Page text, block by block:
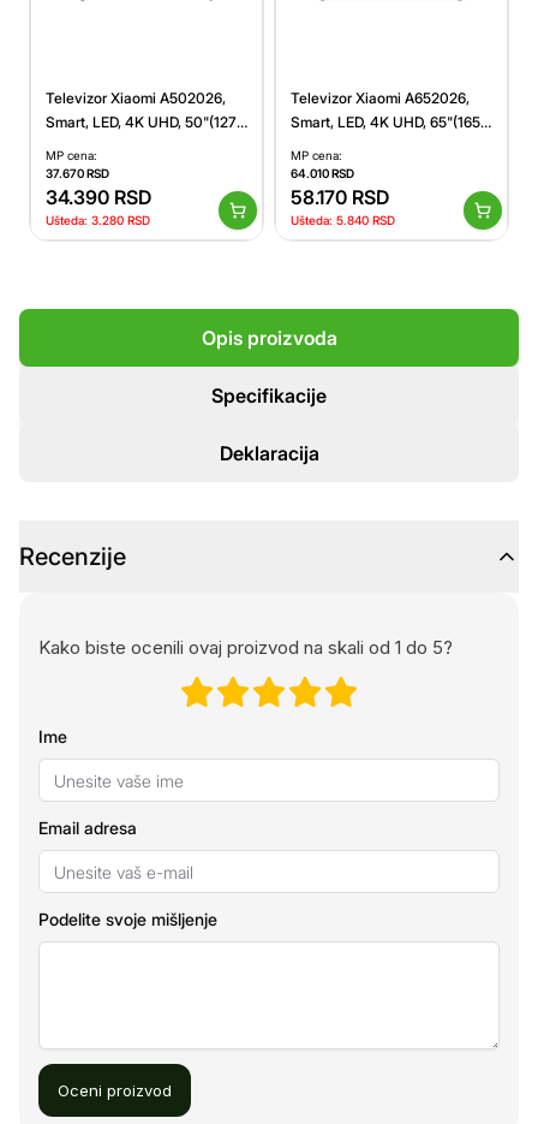
Televizor Xiaomi A502026,
Smart, LED, 4K UHD, 50"(127
cm), DVB-T2+C/DVB-S2
MP cena:
37.670RSD
34.390 RSD
Ušteda: 3.280 RSD
Televizor Xiaomi A652026,
Smart, LED, 4K UHD, 65"(165
cm), DVB-T2+C/DVB-S2
MP cena:
64.010RSD
58.170 RSD
Ušteda: 5.840 RSD
Opis proizvoda
Specifikacije
Deklaracija
Recenzije
Kako biste ocenili ovaj proizvod na skali od 1 do 5?
Ime
Email adresa
Podelite svoje mišljenje
Oceni proizvod